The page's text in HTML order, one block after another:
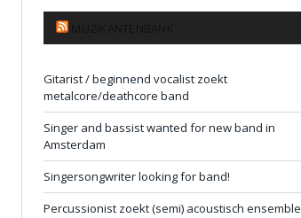
Gitarist / beginnend vocalist zoekt
metalcore/deathcore band
Singer and bassist wanted for new band in
Amsterdam
Singersongwriter looking for band!
Percussionist zoekt (semi) acoustisch ensemble